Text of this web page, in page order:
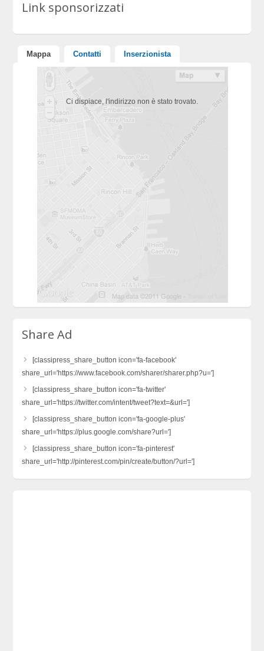
Link sponsorizzati
Mappa Contatti Inserzionista
Ci dispiace, l'indirizzo non è stato trovato.
Share Ad
[classipress_share_button icon='fa-facebook'
share_url='https://www.facebook.com/sharer/sharer.php?u=']
[classipress_share_button icon='fa-twitter'
share_url='https://twitter.com/intent/tweet?text=&url=']
[classipress_share_button icon='fa-google-plus'
share_url='https://plus.google.com/share?url=']
[classipress_share_button icon='fa-pinterest'
share_url='http://pinterest.com/pin/create/button/?url=']